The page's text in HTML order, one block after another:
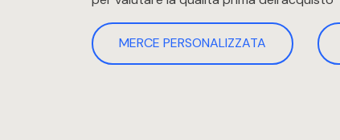
MERCE PERSONALIZZATA